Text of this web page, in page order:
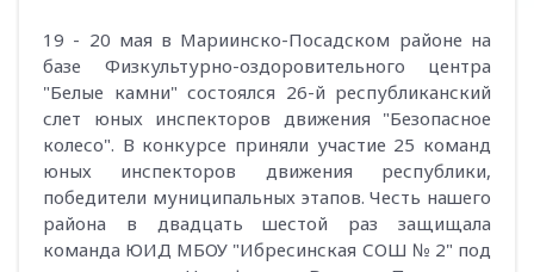
19 - 20 мая в Мариинско-Посадском районе на
базе Физкультурно-оздоровительного центра
"Белые камни" состоялся 26-й республиканский
слет юных инспекторов движения "Безопасное
колесо". В конкурсе приняли участие 25 команд
юных инспекторов движения республики,
победители муниципальных этапов. Честь нашего
района в двадцать шестой раз защищала
команда ЮИД МБОУ "Ибресинская СОШ № 2" под